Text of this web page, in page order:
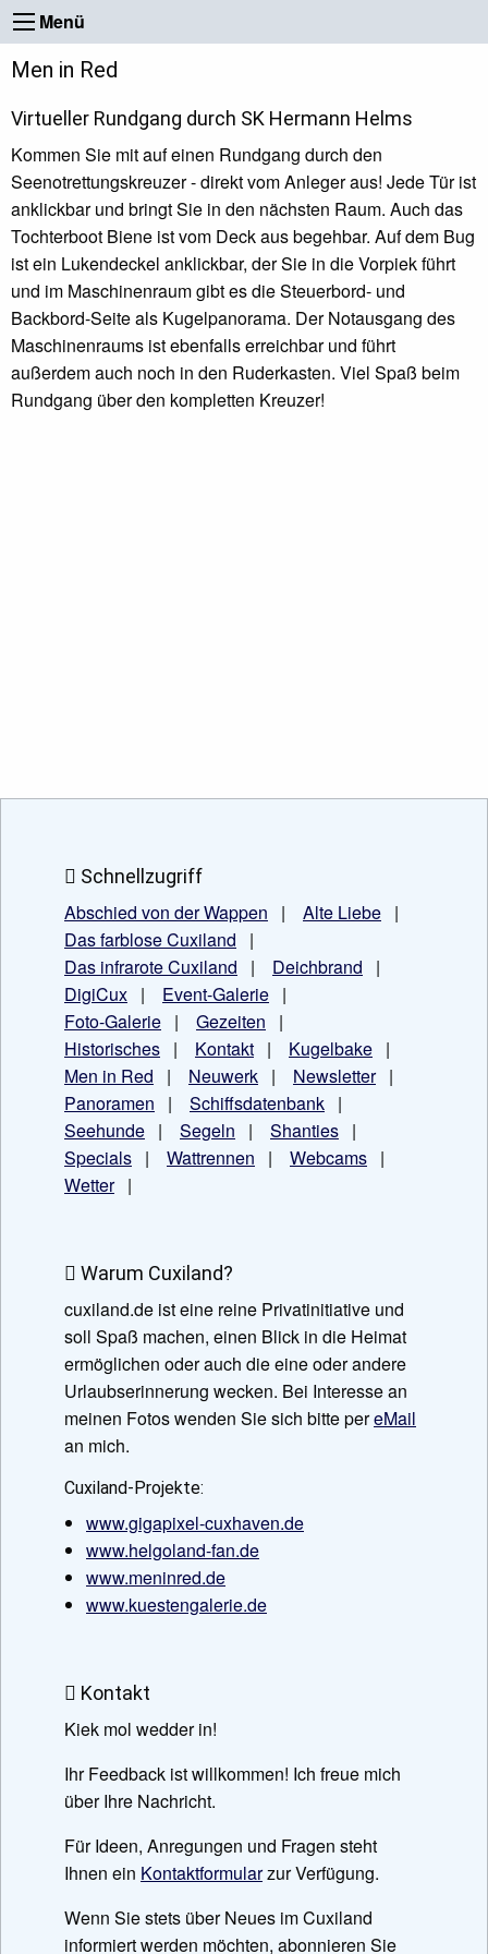
Menü
Men in Red
Virtueller Rundgang durch SK Hermann Helms
Kommen Sie mit auf einen Rundgang durch den
Seenotrettungskreuzer - direkt vom Anleger aus! Jede Tür ist
anklickbar und bringt Sie in den nächsten Raum. Auch das
Tochterboot Biene ist vom Deck aus begehbar. Auf dem Bug
ist ein Lukendeckel anklickbar, der Sie in die Vorpiek führt
und im Maschinenraum gibt es die Steuerbord- und
Backbord-Seite als Kugelpanorama. Der Notausgang des
Maschinenraums ist ebenfalls erreichbar und führt
außerdem auch noch in den Ruderkasten. Viel Spaß beim
Rundgang über den kompletten Kreuzer!
Schnellzugriff
Abschied von der Wappen | Alte Liebe |
Das farblose Cuxiland |
Das infrarote Cuxiland | Deichbrand |
DigiCux | Event-Galerie |
Foto-Galerie | Gezeiten |
Historisches | Kontakt | Kugelbake |
Men in Red | Neuwerk | Newsletter|
Panoramen | Schiffsdatenbank |
Seehunde | Segeln | Shanties |
Specials | Wattrennen | Webcams |
Wetter|
Warum Cuxiland?
cuxiland.de ist eine reine Privatinitiative und
soll Spaß machen, einen Blick in die Heimat
ermöglichen oder auch die eine oder andere
Urlaubserinnerung wecken. Bei Interesse an
meinen Fotos wenden Sie sich bitte pereMail
an mich.
Cuxiland-Projekte:
www.gigapixel-cuxhaven.de
www.helgoland-fan.de
www.meninred.de
www.kuestengalerie.de
Kontakt
Kiek mol wedder in!
Ihr Feedback ist willkommen! Ich freue mich
über Ihre Nachricht.
Für Ideen, Anregungen und Fragen steht
Ihnen ein Kontaktformularzur Verfügung.
Wenn Sie stets über Neues im Cuxiland
informiert werden möchten, abonnieren Sie